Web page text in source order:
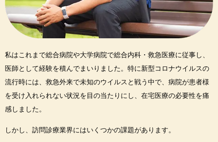
私はこれまで総合病院や大学病院で総合内科・救急医療に従事し、
医師として経験を積んでまいりました。特に新型コロナウイルスの
流行時には、救急外来で未知のウイルスと戦う中で、病院が患者様
を受け入れられない状況を目の当たりにし、在宅医療の必要性を痛
感しました。
しかし、訪問診療業界にはいくつかの課題があります。